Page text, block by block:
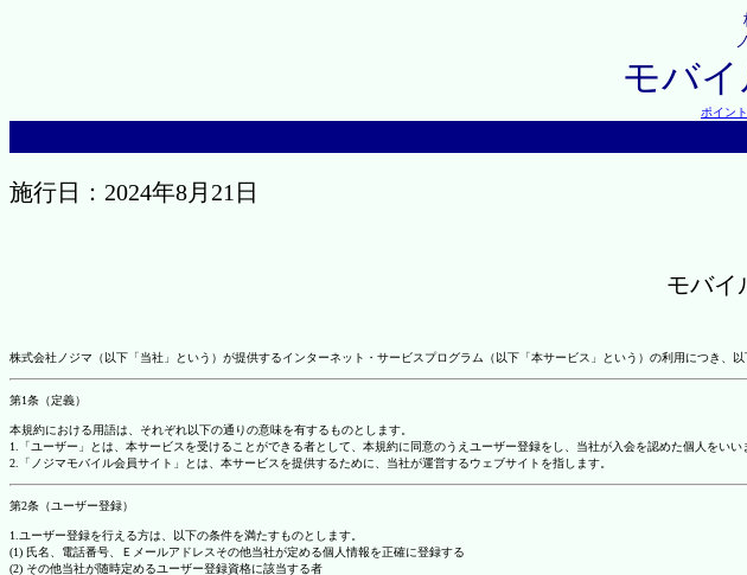
モバ
ポイント
施行日：2024年8月21日
モバイ
株式会社ノジマ（以下「当社」という）が提供するインターネット・サービスプログラム（以下「本サービス」という）の利用につき
第1条（定義）
本規約における用語は、それぞれ以下の通りの意味を有するものとします。
1.「ユーザー」とは、本サービスを受けることができる者として、本規約に同意のうえユーザー登録をし、当社が入会を認めた個人をいい
2.「ノジマモバイル会員サイト」とは、本サービスを提供するために、当社が運営するウェブサイトを指します。
第2条（ユーザー登録）
1.ユーザー登録を行える方は、以下の条件を満たすものとします。
(1) 氏名、電話番号、Ｅメールアドレスその他当社が定める個人情報を正確に登録する
(2) その他当社が随時定めるユーザー登録資格に該当する者